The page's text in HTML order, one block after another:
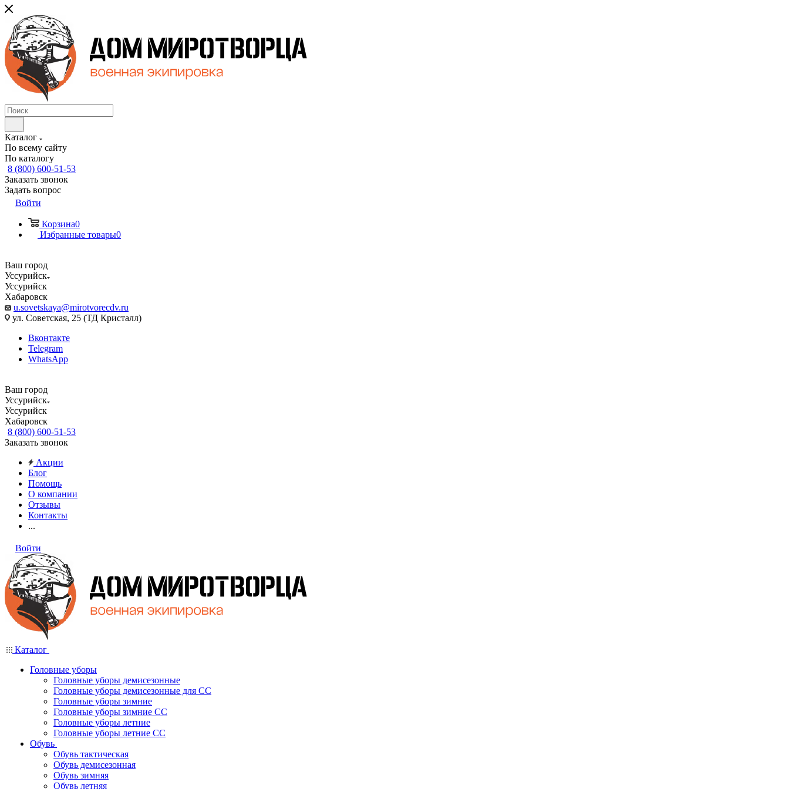
Каталог
По всему сайту
По каталогу
8 (800) 600-51-53
Заказать звонок
Задать вопрос
Войти
Корзина0
Избранные товары0
Ваш город
Уссурийск
Уссурийск
Хабаровск
u.sovetskaya@mirotvorecdv.ru
ул. Советская, 25 (ТД Кристалл)
Вконтакте
Telegram
WhatsApp
Ваш город
Уссурийск
Уссурийск
Хабаровск
8 (800) 600-51-53
Заказать звонок
Акции
Блог
Помощь
О компании
Отзывы
Контакты
...
Войти
Каталог
Головные уборы
Головные уборы демисезонные
Головные уборы демисезонные для СС
Головные уборы зимние
Головные уборы зимние СС
Головные уборы летние
Головные уборы летние СС
Обувь
Обувь тактическая
Обувь демисезонная
Обувь зимняя
Обувь летняя